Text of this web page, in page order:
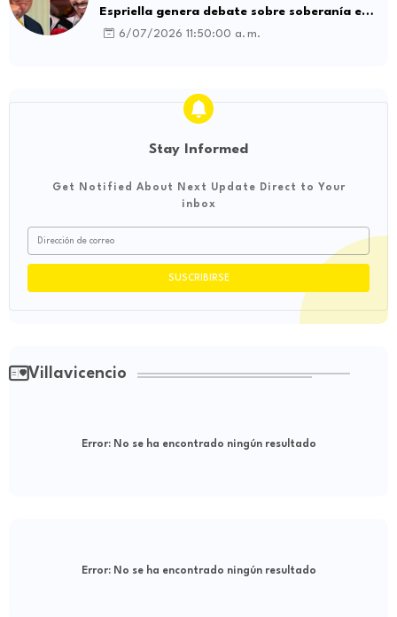
Espriella genera debate sobre soberanía e
influencia internacional
6/07/2026 11:50:00 a. m.
Stay Informed
Get Notified About Next Update Direct to Your
inbox
Villavicencio
Error:No se ha encontrado ningún resultado
Error:No se ha encontrado ningún resultado